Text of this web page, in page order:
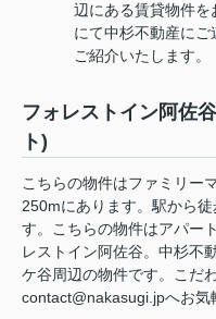
辺にある賃貸物件
にて中杉不動産に
ご紹介いたします。
フォレストイン阿佐
ト)
こちらの物件はファミリー
250mにあります。駅から
す。こちらの物件はアパー
レストイン阿佐谷。中杉不
ケ谷周辺の物件です。こだ
contact@nakasugi.jpへお気